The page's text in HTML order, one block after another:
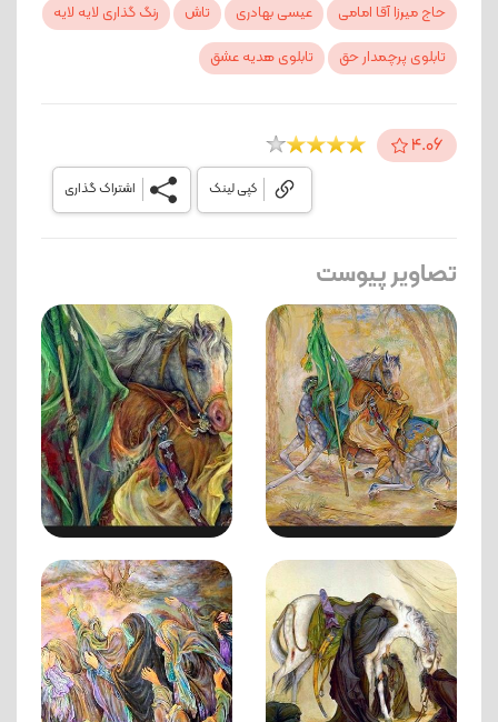
حاج میرزا آقا امامی
عیسی بهادری تاش
رنگ گذاری لایه لایه
تابلوی پرچمدار حق
تابلوی هدیه عشق
4.06
اشتراک گذاری کپی لینک
تصاویر پیوست